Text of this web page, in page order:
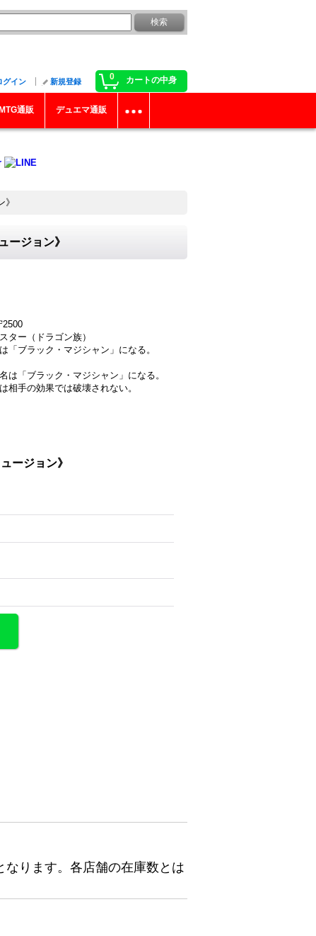
0 カートの中身
グイン 新規登録
MTG通販 デュエマ通販
ージョン》
2500
ター（ドラゴン族）
「ブラック・マジシャン」になる。
は「ブラック・マジシャン」になる。
相手の効果では破壊されない。
ージョン》
ります。各店舗の在庫数とは